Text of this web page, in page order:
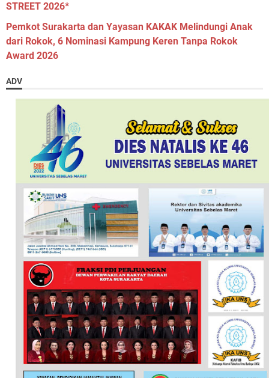
STREET 2026*
Pemkot Surakarta dan Yayasan KAKAK Melindungi Anak
dari Rokok, 6 Nominasi Kampung Keren Tanpa Rokok
Award 2026
ADV